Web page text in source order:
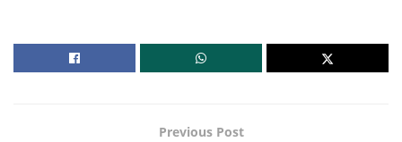
Previous Post